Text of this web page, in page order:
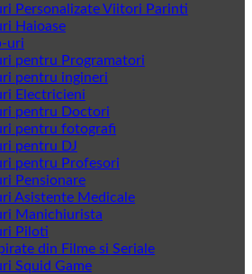
Personalizate Viitori Parinti
Haioase
uri
pentru Programatori
pentru ingineri
Electricieni
pentru Doctori
pentru fotografi
pentru DJ
pentru Profesori
Pensionare
Asistente Medicale
Manichiurista
Piloti
din Filme si Seriale
Squid Game